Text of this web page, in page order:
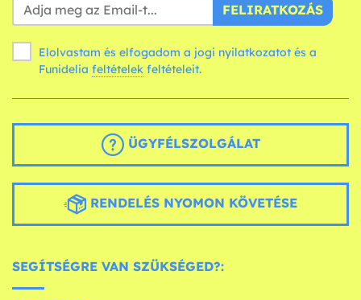
FELIRATKOZÁS
Elolvastam és elfogadom a jogi nyilatkozatot és a
Funidelia feltételek feltételeit.
ÜGYFÉLSZOLGÁLAT
RENDELÉS NYOMON KÖVETÉSE
SEGÍTSÉGRE VAN SZÜKSÉGED?: